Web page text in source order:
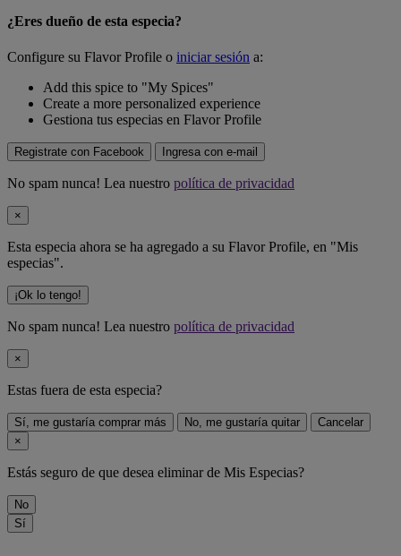
¿Eres dueño de esta especia?
Configure su Flavor Profile o iniciar sesión a:
Add this spice to "My Spices"
Create a more personalized experience
Gestiona tus especias en Flavor Profile
Registrate con Facebook Ingresa con e-mail
No spam nunca! Lea nuestro política de privacidad
×
Esta especia ahora se ha agregado a su Flavor Profile, en "Mis
especias".
¡Ok lo tengo!
No spam nunca! Lea nuestro política de privacidad
×
Estas fuera de esta especia?
Sí, me gustaría comprar más No, me gustaría quitar
Cancelar
×
Estás seguro de que desea eliminarde Mis Especias?
No
Sí